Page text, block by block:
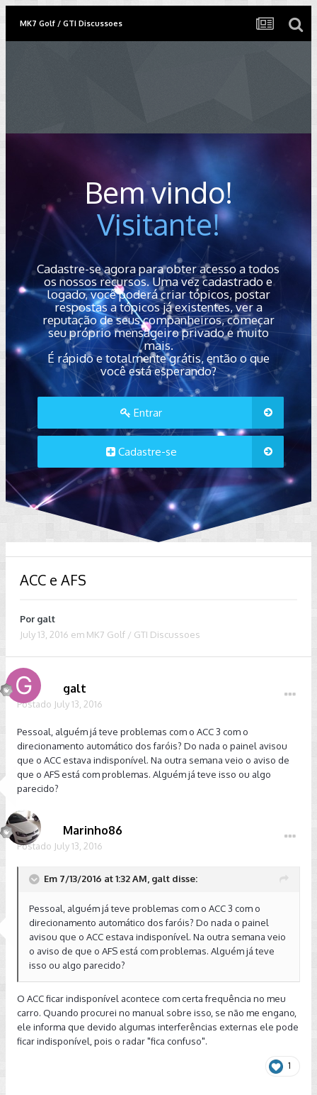
MK7 Golf / GTI Discussoes
Bem vindo!
Visitante!
Cadastre-se agora para obter acesso a todos
os nossos recursos. Uma vez cadastrado e
logado, você poderá criar tópicos, postar
respostas a tópicos já existentes, ver a
reputação de seus companheiros, começar
seu próprio mensageiro privado e muito
mais.
É rápido e totalmente grátis, então o que
você está esperando?
Entrar
Cadastre-se
ACC e AFS
Por galt
July 13, 2016 em MK7 Golf / GTI Discussoes
galt
Postado July 13, 2016
Pessoal, alguém já teve problemas com o ACC 3 com o
direcionamento automático dos faróis? Do nada o painel avisou
que o ACC estava indisponível. Na outra semana veio o aviso de
que o AFS está com problemas. Alguém já teve isso ou algo
parecido?
Marinho86
Postado July 13, 2016
Em 7/13/2016 at 1:32 AM, galt disse:
Pessoal, alguém já teve problemas com o ACC 3 com o
direcionamento automático dos faróis? Do nada o painel
avisou que o ACC estava indisponível. Na outra semana veio
o aviso de que o AFS está com problemas. Alguém já teve
isso ou algo parecido?
O ACC ficar indisponível acontece com certa frequência no meu
carro. Quando procurei no manual sobre isso, se não me engano,
ele informa que devido algumas interferências externas ele pode
ficar indisponível, pois o radar "fica confuso".
1